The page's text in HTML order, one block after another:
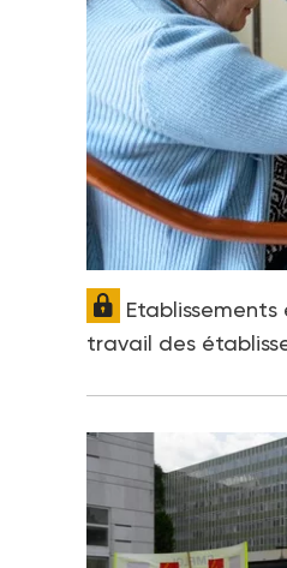
Etablissements
travail des